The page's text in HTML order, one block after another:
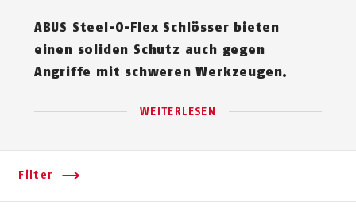
ABUS Steel-O-Flex Schlösser bieten
einen soliden Schutz auch gegen
Angriffe mit schweren Werkzeugen.
WEITERLESEN
Filter